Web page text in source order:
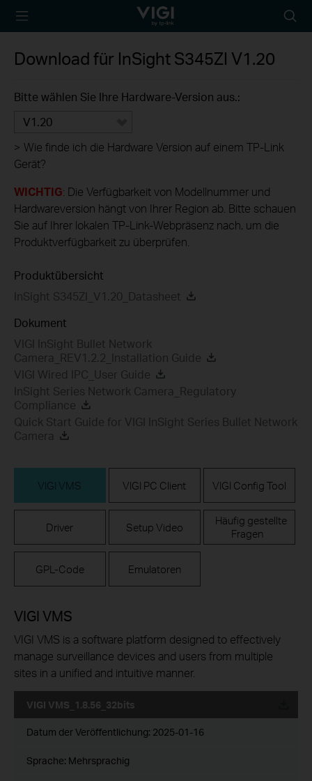
TP-Link, Reliably
Download für InSight S345ZI V1.20
Bitte wählen Sie Ihre Hardware-Version aus.:
V1.20
> Wie finde ich die Hardware Version auf einem TP-Link
Gerät?
WICHTIG: Die Verfügbarkeit von Modellnummer und
Hardwareversion hängt von Ihrer Region ab. Bitte schauen
Sie auf Ihrer lokalen TP-Link-Webpräsenz nach, um die
Produktverfügbarkeit zu überprüfen.
Produktübersicht
InSight S345ZI_V1.20_Datasheet
Dokument
VIGI InSight Bullet Network
Camera_REV1.2.2_Installation Guide
VIGI Wired IPC_User Guide
InSight Series Network Camera_Regulatory
Compliance
Quick Start Guide for VIGI InSight Series Bullet Network
Camera
VIGI VMS VIGI PC Client VIGI Config Tool
Driver Setup Video
Häufig gestellte
Fragen
GPL-Code Emulatoren
VIGI VMS
VIGI VMS is a software platform designed to effectively
manage surveillance devices and users from multiple
sites in a unified and intuitive manner.
VIGI VMS_1.8.56_32bits
Datum der Veröffentlichung: 2025-01-16
Sprache: Mehrsprachig